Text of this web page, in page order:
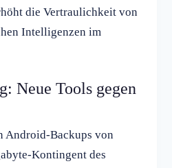
die Vertraulichkeit von
Intelligenzen im
Neue Tools gegen
Android-Backups von
Kontingent des